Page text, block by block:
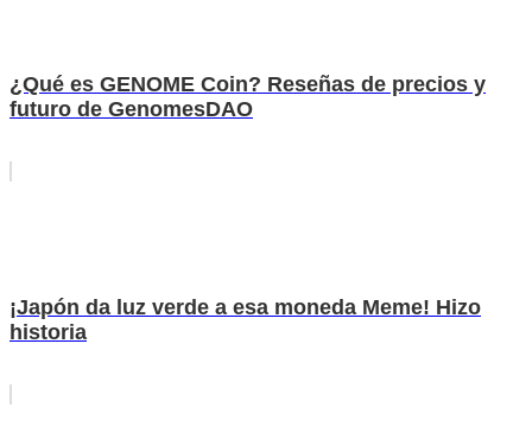
¿Qué es GENOME Coin? Reseñas de precios y
futuro de GenomesDAO
¡Japón da luz verde a esa moneda Meme! Hizo
historia